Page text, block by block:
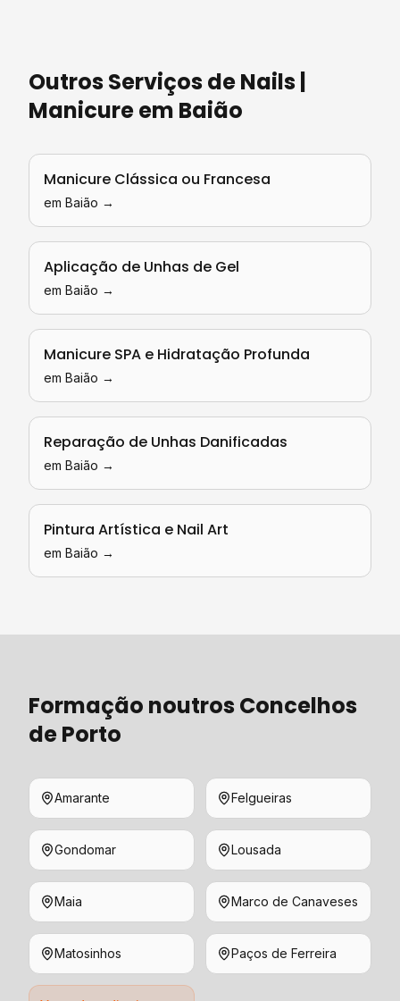
Outros Serviços deNails |
Manicureem Baião
Manicure Clássica ou Francesa
em Baião →
Aplicação de Unhas de Gel
em Baião →
Manicure SPA e Hidratação Profunda
em Baião →
Reparação de Unhas Danificadas
em Baião →
Pintura Artística e Nail Art
em Baião →
Formação noutros Concelhos
dePorto
Amarante Felgueiras
Gondomar Lousada
Maia Marco de Canaveses
Matosinhos Paços de Ferreira